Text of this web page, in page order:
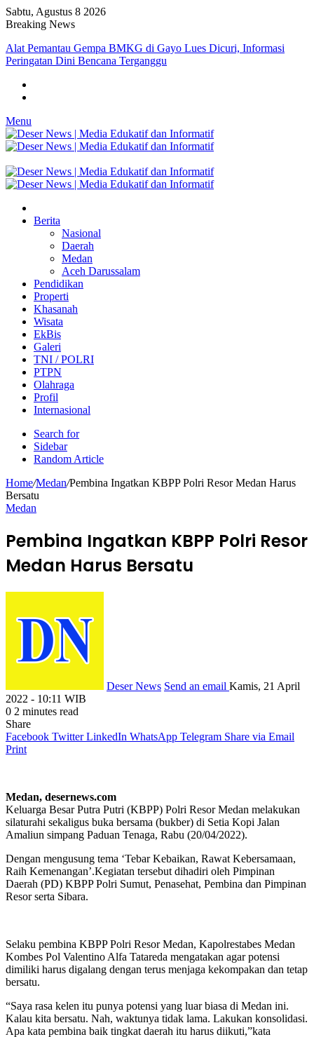
Sabtu, Agustus 8 2026
Breaking News
Alat Pemantau Gempa BMKG di Gayo Lues Dicuri, Informasi
Peringatan Dini Bencana Terganggu
Menu
Berita
Nasional
Daerah
Medan
Aceh Darussalam
Pendidikan
Properti
Khasanah
Wisata
EkBis
Galeri
TNI / POLRI
PTPN
Olahraga
Profil
Internasional
Search for
Sidebar
Random Article
Home/Medan/Pembina Ingatkan KBPP Polri Resor Medan Harus
Bersatu
Medan
Pembina Ingatkan KBPP Polri Resor
Medan Harus Bersatu
Deser News Send an email Kamis, 21 April
2022 - 10:11 WIB
0 2 minutes read
Share
Facebook Twitter LinkedIn WhatsApp Telegram Share via Email
Print
Medan, desernews.com
Keluarga Besar Putra Putri (KBPP) Polri Resor Medan melakukan
silaturahi sekaligus buka bersama (bukber) di Setia Kopi Jalan
Amaliun simpang Paduan Tenaga, Rabu (20/04/2022).
Dengan mengusung tema ‘Tebar Kebaikan, Rawat Kebersamaan,
Raih Kemenangan’.Kegiatan tersebut dihadiri oleh Pimpinan
Daerah (PD) KBPP Polri Sumut, Penasehat, Pembina dan Pimpinan
Resor serta Sibara.
Selaku pembina KBPP Polri Resor Medan, Kapolrestabes Medan
Kombes Pol Valentino Alfa Tatareda mengatakan agar potensi
dimiliki harus digalang dengan terus menjaga kekompakan dan tetap
bersatu.
“Saya rasa kelen itu punya potensi yang luar biasa di Medan ini.
Kalau kita bersatu. Nah, waktunya tidak lama. Lakukan konsolidasi.
Apa kata pembina baik tingkat daerah itu harus diikuti,”kata